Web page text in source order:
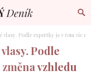
vlasy. Podle expertky je v tom víc
Podle
vzhledu